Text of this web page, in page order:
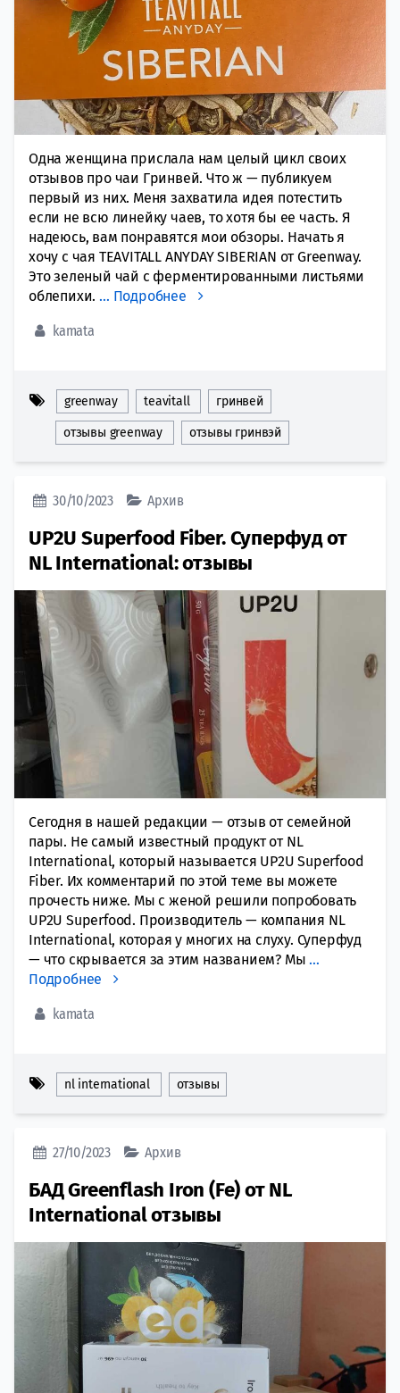
Одна женщина прислала нам целый цикл своих
отзывов про чаи Гринвей. Что ж — публикуем
первый из них. Меня захватила идея потестить
если не всю линейку чаев, то хотя бы ее часть. Я
надеюсь, вам понравятся мои обзоры. Начать я
хочу с чая TEAVITALL ANYDAY SIBERIAN от Greenway.
Это зеленый чай с ферментированными листьями
облепихи.… Подробнее
kamata
greenway teavitall гринвей
отзывы greenway отзывы гринвэй
30/10/2023 Архив
UP2U Superfood Fiber. Суперфуд от
NL International: отзывы
Сегодня в нашей редакции — отзыв от семейной
пары. Не самый известный продукт от NL
International, который называется UP2U Superfood
Fiber. Их комментарий по этой теме вы можете
прочесть ниже. Мы с женой решили попробовать
UP2U Superfood. Производитель — компания NL
International, которая у многих на слуху. Суперфуд
— что скрывается за этим названием? Мы…
Подробнее
kamata
nl international отзывы
27/10/2023 Архив
БАД Greenflash Iron (Fe) от NL
International отзывы